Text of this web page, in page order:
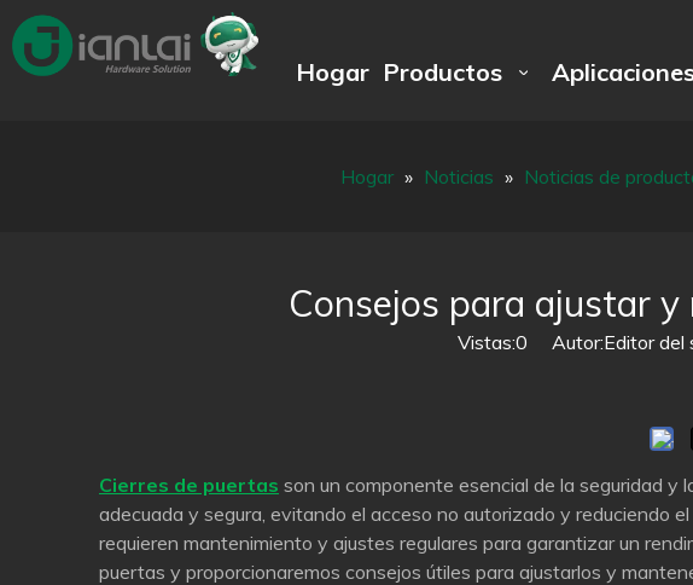
Hogar Productos
Hogar » Noticias » Noticias de
Consejos para ajustar
Vistas:0 Autor:Editor
Cierres de puertas son un componente esencial de la seguridad y
adecuada y segura, evitando el acceso no autorizado y reduciendo
requieren mantenimiento y ajustes regulares para garantizar un
puertas y proporcionaremos consejos útiles para ajustarlos y